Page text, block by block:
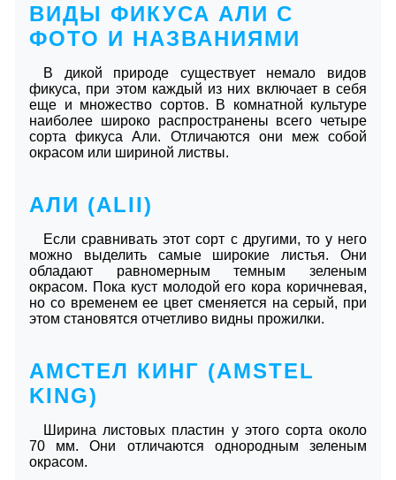
ВИДЫ ФИКУСА АЛИ С
ФОТО И НАЗВАНИЯМИ
В дикой природе существует немало видов
фикуса, при этом каждый из них включает в себя
еще и множество сортов. В комнатной культуре
наиболее широко распространены всего четыре
сорта фикуса Али. Отличаются они меж собой
окрасом или шириной листвы.
АЛИ (ALII)
Если сравнивать этот сорт с другими, то у него
можно выделить самые широкие листья. Они
обладают равномерным темным зеленым
окрасом. Пока куст молодой его кора коричневая,
но со временем ее цвет сменяется на серый, при
этом становятся отчетливо видны прожилки.
АМСТЕЛ КИНГ (AMSTEL
KING)
Ширина листовых пластин у этого сорта около
70 мм. Они отличаются однородным зеленым
окрасом.